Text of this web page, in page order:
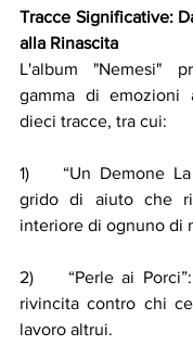
Tracce Significative:
alla Rinascita
L'album "Nemesi"
gamma di emozioni
dieci tracce, tra cui:
1)    “Un Demone
grido di aiuto che
interiore di ognuno di
2)    “Perle ai
rivincita contro chi
lavoro altrui.